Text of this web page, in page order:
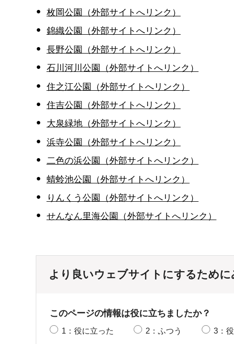
枚岡公園（外部サイトへリンク）
錦織公園（外部サイトへリンク）
長野公園（外部サイトへリンク）
石川河川公園（外部サイトへリンク）
住之江公園（外部サイトへリンク）
住吉公園（外部サイトへリンク）
大泉緑地（外部サイトへリンク）
浜寺公園（外部サイトへリンク）
二色の浜公園（外部サイトへリンク）
蜻蛉池公園（外部サイトへリンク）
りんくう公園（外部サイトへリンク）
せんなん里海公園（外部サイトへリンク）
より良いウェブサイトにするため
このページの情報は役に立ちましたか？
1：役に立った 2：ふつう 3：